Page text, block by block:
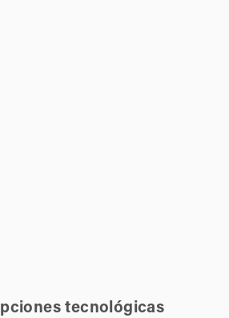
tecnológicas